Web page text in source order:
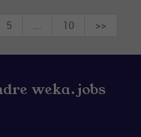
5 ... 10 >>
weka.jobs